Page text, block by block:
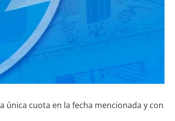
única cuota en la fecha mencionada y con